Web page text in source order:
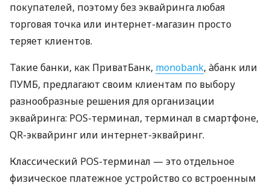
покупателей, поэтому без эквайринга любая
торговая точка или интернет-магазин просто
теряет клиентов.
Такие банки, как ПриватБанк, monobank, àбанк или
ПУМБ, предлагают своим клиентам по выбору
разнообразные решения для организации
эквайринга: POS-терминал, терминал в смартфоне,
QR-эквайринг или интернет-эквайринг.
Классический POS-терминал — это отдельное
физическое платежное устройство со встроенным